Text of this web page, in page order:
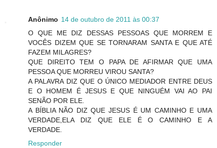
Anônimo 14 de outubro de 2011 às 00:37
O QUE ME DIZ DESSAS PESSOAS QUE MORREM E
VOCÊS DIZEM QUE SE TORNARAM SANTA E QUE ATÉ
QUE DIREITO TEM O PAPA DE AFIRMAR QUE UMA
A PALAVRA DIZ QUE O ÚNICO MEDIADOR ENTRE DEUS
E O HOMEM É JESUS E QUE NINGUÉM VAI AO PAI
SENÃO POR ELE.
A BÍBLIA NÃO DIZ QUE JESUS É UM CAMINHO E UMA
VERDADE,ELA DIZ QUE ELE É O CAMINHO E A
VERDADE.
Responder